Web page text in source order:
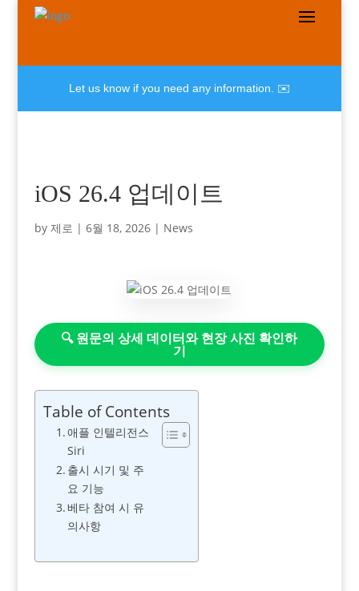
Let us know if you need any information. ✉️
iOS 26.4 업데이트
by 제로 | 6월 18, 2026| News
🔍 원문의 상세 데이터와 현장 사진 확인하
기
Table of Contents
애플 인텔리전스
Siri
출시 시기 및 주
요 기능
베타 참여 시 유
의사항